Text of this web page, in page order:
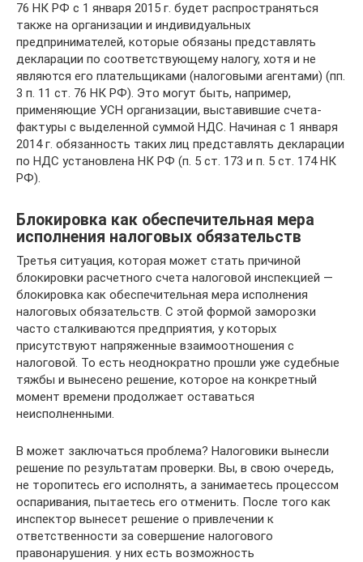
76 НК РФ с 1 января 2015 г. будет распространяться
также на организации и индивидуальных
предпринимателей, которые обязаны представлять
декларации по соответствующему налогу, хотя и не
являются его плательщиками (налоговыми агентами) (пп.
3 п. 11 ст. 76 НК РФ). Это могут быть, например,
применяющие УСН организации, выставившие счета-
фактуры с выделенной суммой НДС. Начиная с 1 января
2014 г. обязанность таких лиц представлять декларации
по НДС установлена НК РФ (п. 5 ст. 173 и п. 5 ст. 174 НК
РФ).
Блокировка как обеспечительная мера
исполнения налоговых обязательств
Третья ситуация, которая может стать причиной
блокировки расчетного счета налоговой инспекцией —
блокировка как обеспечительная мера исполнения
налоговых обязательств. С этой формой заморозки
часто сталкиваются предприятия, у которых
присутствуют напряженные взаимоотношения с
налоговой. То есть неоднократно прошли уже судебные
тяжбы и вынесено решение, которое на конкретный
момент времени продолжает оставаться
неисполненными.
В может заключаться проблема? Налоговики вынесли
решение по результатам проверки. Вы, в свою очередь,
не торопитесь его исполнять, а занимаетесь процессом
оспаривания, пытаетесь его отменить. После того как
инспектор вынесет решение о привлечении к
ответственности за совершение налогового
правонарушения. у них есть возможность